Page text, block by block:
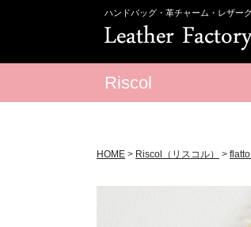
ハンドバッグ・革チャーム・レザー
Riscol
HOME > Riscol（リスコル） > flatto